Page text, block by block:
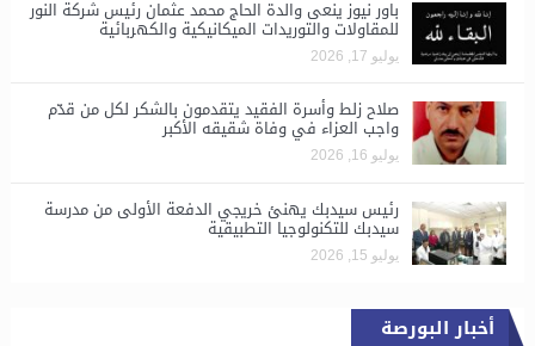
باور نيوز ينعى والدة الحاج محمد عثمان رئيس شركة النور
للمقاولات والتوريدات الميكانيكية والكهربائية
يوليو 17, 2026
صلاح زلط وأسرة الفقيد يتقدمون بالشكر لكل من قدّم
واجب العزاء في وفاة شقيقه الأكبر
يوليو 16, 2026
رئيس سيدبك يهنئ خريجي الدفعة الأولى من مدرسة
سيدبك للتكنولوجيا التطبيقية
يوليو 15, 2026
أخبار البورصة